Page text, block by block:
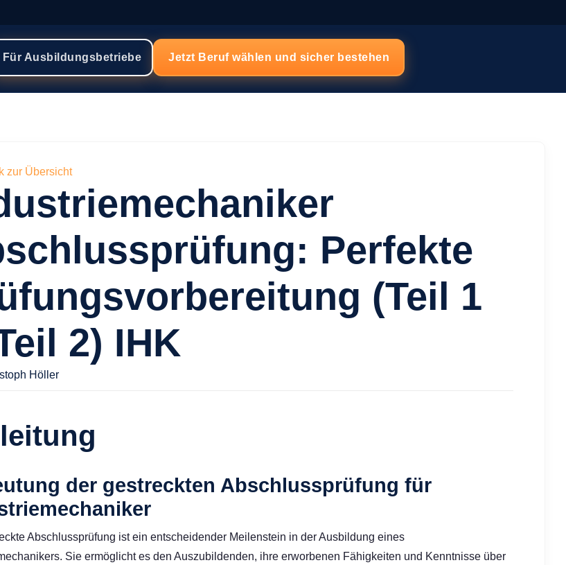
Für Ausbildungsbetriebe Jetzt Beruf wählen und sicher bestehen
zur Übersicht
Perfekte
(Teil 1
2) IHK
Höller
der gestreckten Abschlussprüfung für
Abschlussprüfung ist ein entscheidender Meilenstein in der Ausbildung eines
Sie ermöglicht es den Auszubildenden, ihre erworbenen Fähigkeiten und Kenntnisse über